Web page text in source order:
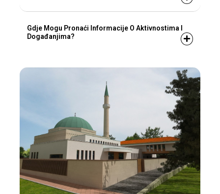
Gdje Mogu Pronaći Informacije O Aktivnostima I
Događanjima?